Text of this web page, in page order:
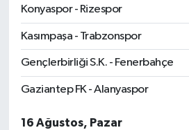
Konyaspor - Rizespor
Kasımpaşa - Trabzonspor
Gençlerbirliği S.K. - Fenerbahçe
Gaziantep FK - Alanyaspor
16 Ağustos, Pazar